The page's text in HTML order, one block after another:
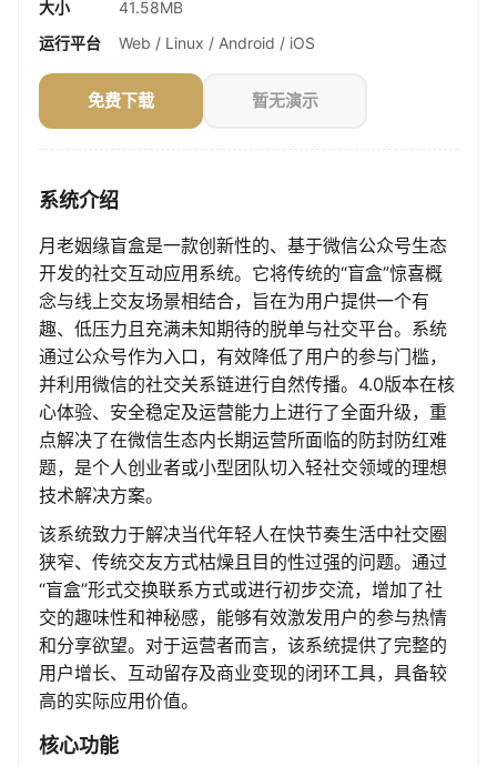
大小
41.58MB
运行平台
Web / Linux / Android / iOS
免费下载 暂无演示
系统介绍
月老姻缘盲盒是一款创新性的、基于微信公众号生态
开发的社交互动应用系统。它将传统的“盲盒”惊喜概
念与线上交友场景相结合，旨在为用户提供一个有
趣、低压力且充满未知期待的脱单与社交平台。系统
通过公众号作为入口，有效降低了用户的参与门槛，
并利用微信的社交关系链进行自然传播。4.0版本在核
心体验、安全稳定及运营能力上进行了全面升级，重
点解决了在微信生态内长期运营所面临的防封防红难
题，是个人创业者或小型团队切入轻社交领域的理想
技术解决方案。
该系统致力于解决当代年轻人在快节奏生活中社交圈
狭窄、传统交友方式枯燥且目的性过强的问题。通过
“盲盒”形式交换联系方式或进行初步交流，增加了社
交的趣味性和神秘感，能够有效激发用户的参与热情
和分享欲望。对于运营者而言，该系统提供了完整的
用户增长、互动留存及商业变现的闭环工具，具备较
高的实际应用价值。
核心功能